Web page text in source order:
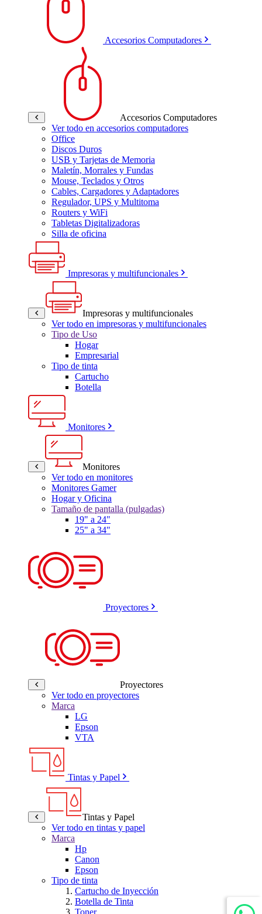
Accesorios Computadores
Accesorios Computadores
Ver todo en accesorios computadores
Office
Discos Duros
USB y Tarjetas de Memoria
Maletín, Morrales y Fundas
Mouse, Teclados y Otros
Cables, Cargadores y Adaptadores
Regulador, UPS y Multitoma
Routers y WiFi
Tabletas Digitalizadoras
Silla de oficina
Impresoras y multifuncionales
Impresoras y multifuncionales
Ver todo en impresoras y multifuncionales
Tipo de Uso
Hogar
Empresarial
Tipo de tinta
Cartucho
Botella
Monitores
Monitores
Ver todo en monitores
Monitores Gamer
Hogar y Oficina
Tamaño de pantalla (pulgadas)
19" a 24"
25" a 34"
Proyectores
Proyectores
Ver todo en proyectores
Marca
LG
Epson
VTA
Tintas y Papel
Tintas y Papel
Ver todo en tintas y papel
Marca
Hp
Canon
Epson
Tipo de tinta
Cartucho de Inyección
Botella de Tinta
Toner